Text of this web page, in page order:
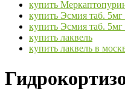
купить
купить Эсмия таб.
купить Эсмия таб.
купить лаквель
купить лаквель в